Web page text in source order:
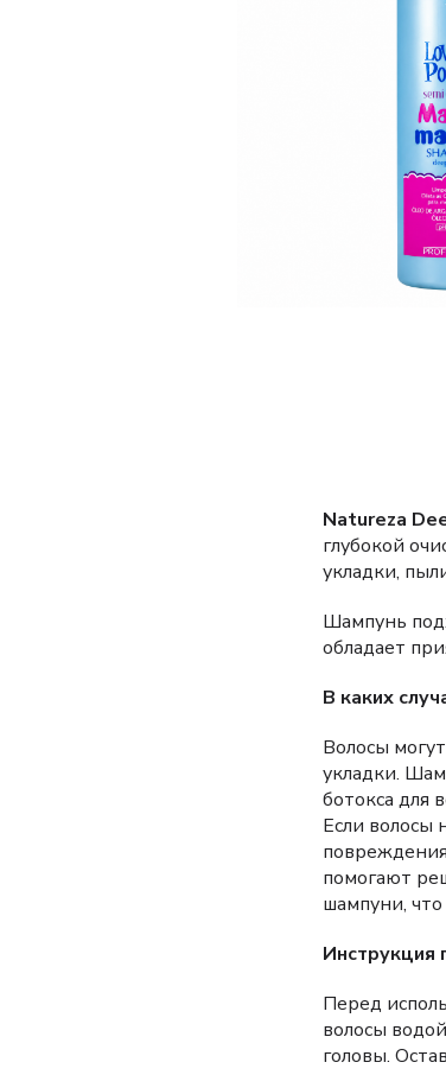
Natureza
глубокой
укладки,
Шампунь
обладает
В каких
Волосы
укладки.
ботокса для
Если волосы
помогают
шампуни,
Инструкция
Перед
волосы
головы.